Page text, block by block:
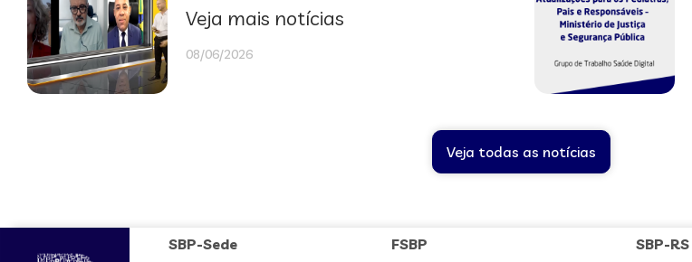
Veja mais notícias
08/06/2026
Veja todas as notícias
SBP-Sede FSBP SBP-RS